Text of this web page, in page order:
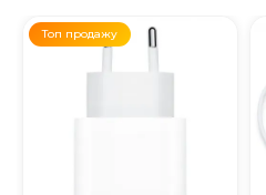
Топ продажу